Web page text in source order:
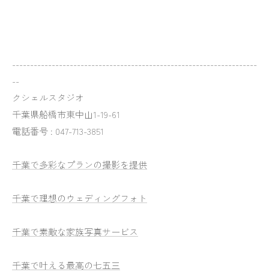
--------------------------------------------------------------------
--
クシェルスタジオ
千葉県船橋市東中山1-19-61
電話番号 : 047-713-3851
千葉で多彩なプランの撮影を提供
千葉で理想のウェディングフォト
千葉で素敵な家族写真サービス
千葉で叶える最高の七五三